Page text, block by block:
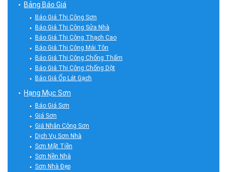
Bảng Báo Giá
Báo Giá Thi Công Sơn
Báo Giá Thi Công Sửa Nhà
Báo Giá Thi Công Thạch Cao
Báo Giá Thi Công Mái Tôn
Báo Giá Thi Công Chống Thấm
Báo Giá Thi Công Chống Dột
Báo Giá Ốp Lát Gạch
Hạng Mục Sơn
Báo Giá Sơn
Giá Sơn
Giá Nhân Công Sơn
Dịch Vụ Sơn Nhà
Sơn Mặt Tiền
Sơn Nền Nhà
Sơn Nhà Đẹp